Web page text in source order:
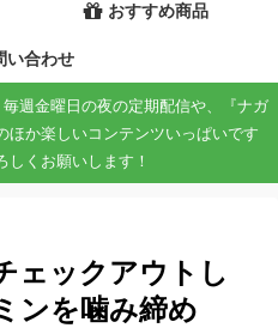
おすすめ商品
い合わせ
週金曜日の夜の定期配信や、『ナガ
ほか楽しいコンテンツいっぱいです
しくお願いします！
ェックアウトし
ンを噛み締め